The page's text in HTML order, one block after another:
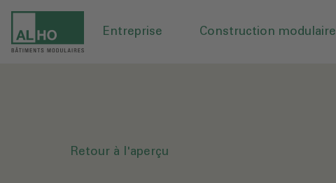
Entreprise Construction modulaire
Retour à l'aperçu